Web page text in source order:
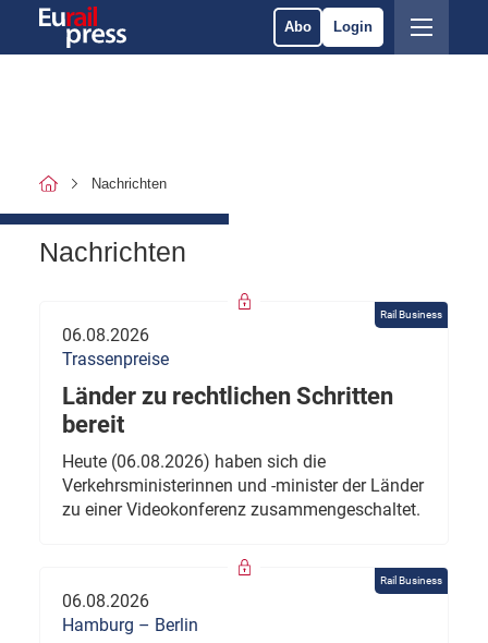
Abo Login
Nachrichten
Nachrichten
Rail Business
06.08.2026
Trassenpreise
Länder zu rechtlichen Schritten
bereit
Heute (06.08.2026) haben sich die
Verkehrsministerinnen und -minister der Länder
zu einer Videokonferenz zusammengeschaltet.
Rail Business
06.08.2026
Hamburg – Berlin